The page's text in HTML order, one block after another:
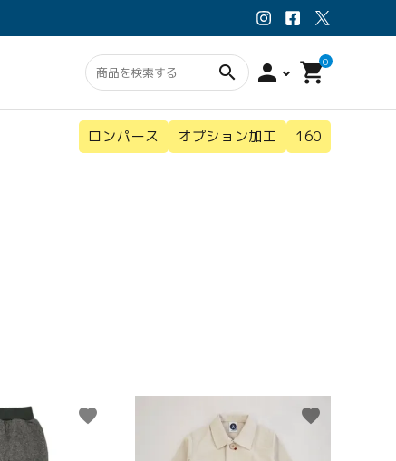
search person 0
shopping_cart
ロンパース オプション加工 160
favorite favorite